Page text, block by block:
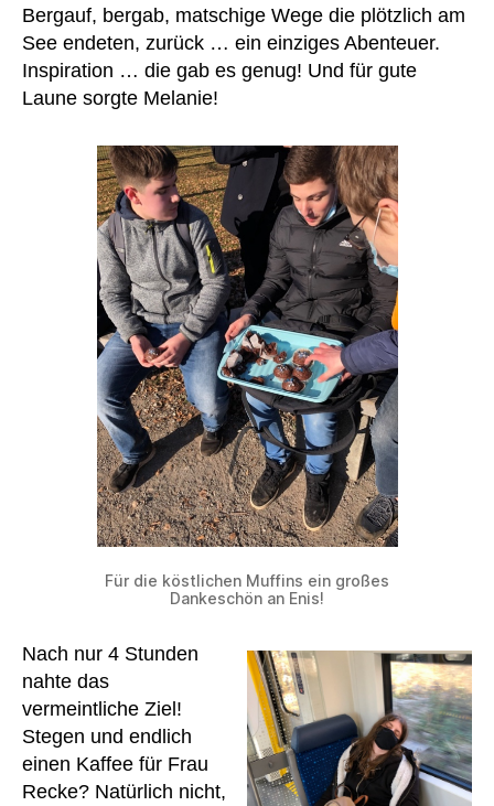
Bergauf, bergab, matschige Wege die plötzlich am
See endeten, zurück … ein einziges Abenteuer.
Inspiration … die gab es genug! Und für gute
Laune sorgte Melanie!
Für die köstlichen Muffins ein großes
Dankeschön an Enis!
Nach nur 4 Stunden
nahte das
vermeintliche Ziel!
Stegen und endlich
einen Kaffee für Frau
Recke? Natürlich nicht,